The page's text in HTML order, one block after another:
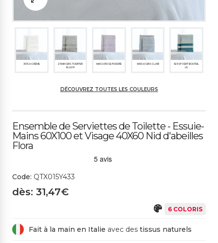
301CH CRÈME
2154M GRIS TOURTER
ELLE M
446CH ROSE POUDRÉ 499CH GRIS CLAIR
523SP VERT BOUTEIL
LE
DÉCOUVREZ TOUTES LES COULEURS
Ensemble de Serviettes de Toilette - Essuie-
Mains 60X100 et Visage 40X60 Nid d'abeilles
Flora
Code: QTX015Y433
dès: 31,47€
6 COLORIS
Fait à la main en Italie avec des tissus naturels